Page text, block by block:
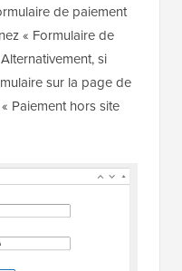
de paiement
« Formulaire de
si
sur la page de
Paiement hors site